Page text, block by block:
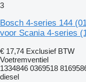
3
Bosch 4-series 144
voor Scania 4-series
€ 17,74 Exclusief BTW
Voetremventiel
1334846 0369518
diesel